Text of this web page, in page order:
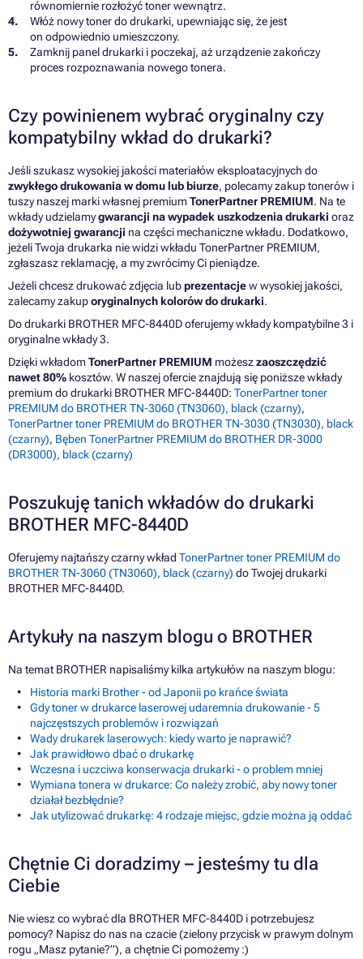
równomiernie rozłożyć toner wewnątrz.
Włóż nowy toner do drukarki, upewniając się, że jest
on odpowiednio umieszczony.
Zamknij panel drukarki i poczekaj, aż urządzenie zakończy
proces rozpoznawania nowego tonera.
Czy powinienem wybrać oryginalny czy
kompatybilny wkład do drukarki?
Jeśli szukasz wysokiej jakości materiałów eksploatacyjnych do
zwykłego drukowania w domu lub biurze, polecamy zakup tonerów i
tuszy naszej marki własnej premiumTonerPartner PREMIUM. Na te
wkłady udzielamygwarancji na wypadek uszkodzenia drukarki oraz
dożywotniej gwarancji na części mechaniczne wkładu. Dodatkowo,
jeżeli Twoja drukarka nie widzi wkładu TonerPartner PREMIUM,
zgłaszasz reklamację, a my zwrócimy Ci pieniądze.
Jeżeli chcesz drukować zdjęcia lubprezentacjew wysokiej jakości,
zalecamy zakuporyginalnych kolorów do drukarki.
Do drukarki BROTHER MFC-8440D oferujemy wkłady kompatybilne 3 i
oryginalne wkłady 3.
Dzięki wkładomTonerPartner PREMIUM możeszzaoszczędzić
nawet 80% kosztów. W naszej ofercie znajdują się poniższe wkłady
premium do drukarki BROTHER MFC-8440D: TonerPartner toner
PREMIUM do BROTHER TN-3060 (TN3060), black (czarny),
TonerPartner toner PREMIUM do BROTHER TN-3030 (TN3030), black
(czarny), Bęben TonerPartner PREMIUM do BROTHER DR-3000
(DR3000), black (czarny)
Poszukuję tanich wkładów do drukarki
BROTHER MFC-8440D
Oferujemy najtańszy czarny wkład TonerPartner toner PREMIUM do
BROTHER TN-3060 (TN3060), black (czarny) do Twojej drukarki
BROTHER MFC-8440D.
Artykuły na naszym blogu o BROTHER
Na temat BROTHER napisaliśmy kilka artykułów na naszym blogu:
Historia marki Brother - od Japonii po krańce świata
Gdy toner w drukarce laserowej udaremnia drukowanie - 5
najczęstszych problemów i rozwiązań
Wady drukarek laserowych: kiedy warto je naprawić?
Jak prawidłowo dbać o drukarkę
Wczesna i uczciwa konserwacja drukarki - o problem mniej
Wymiana tonera w drukarce: Co należy zrobić, aby nowy toner
działał bezbłędnie?
Jak utylizować drukarkę: 4 rodzaje miejsc, gdzie można ją oddać
Chętnie Ci doradzimy – jesteśmy tu dla
Ciebie
Nie wiesz co wybrać dla BROTHER MFC-8440D i potrzebujesz
pomocy? Napisz do nas na czacie (zielony przycisk w prawym dolnym
rogu „Masz pytanie?”), a chętnie Ci pomożemy :)